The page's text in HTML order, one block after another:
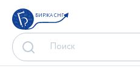
БИРЖА СНГ